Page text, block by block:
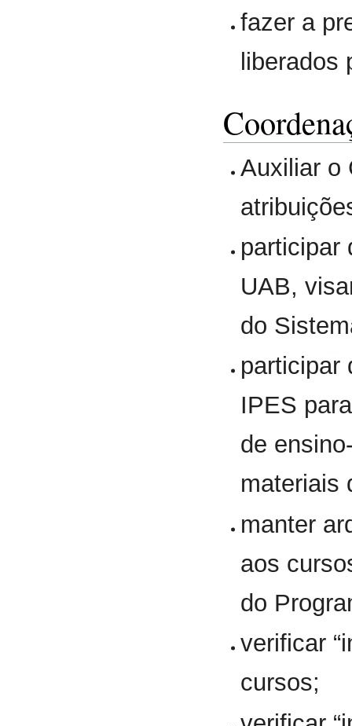
fazer a
liberados
Auxiliar o
participar
UAB,
do
participar
IPES
de
materiais
manter
aos
do
verificar
cursos;